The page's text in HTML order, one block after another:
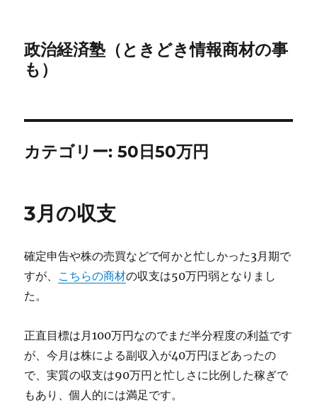
政治経済塾（ときどき情報商材の事
も）
カテゴリー:50日50万円
3月の収支
確定申告や株の売買などで何かと忙しかった3月期で
すが、 こちらの商材の収支は50万円弱となりまし
た。
正直目標は月100万円なのでまだ半分程度の利益です
が、今月は株による副収入が40万円ほどあったの
で、実質の収支は90万円と忙しさに比例した稼ぎで
もあり、個人的には満足です。